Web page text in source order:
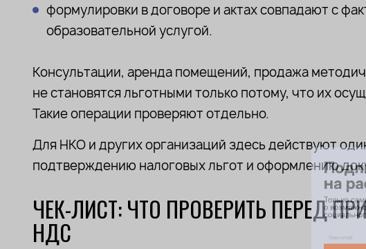
формулировки в договоре и актах совпадают с
образовательной услугой.
Консультации, аренда помещений, продажа
не становятся льготными только потому, что их
Такие операции проверяют отдельно.
Для НКО и других организаций здесь действуют
подтверждению налоговых льгот и оформлению
ЧЕК-ЛИСТ: ЧТО ПРОВЕРИТЬ ПЕРЕД
НДС
на рассылки
Только самые важные
о возможностях для
социального бизнеса